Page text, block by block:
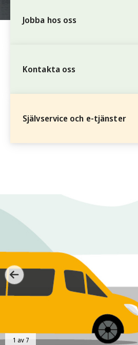
Jobba hos oss
Kontakta oss
Självservice och e-tjänster
/kommun/nyhetsarkiv/2026/juni/
1 av 7